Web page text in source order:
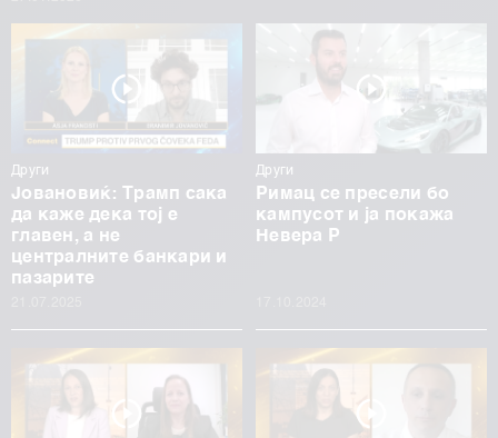
Други
Јовановиќ: Трамп сака
да каже дека тој е
главен, а не
централните банкари и
пазарите
Други
Римац се пресели бо
кампусот и ја покажа
Невера Р